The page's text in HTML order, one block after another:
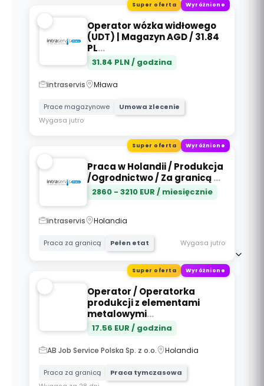
Operator wózka widłowego
(UDT) | Magazyn AGD / 31.84
PL...
31.84 PLN / godzina
Super oferta Wyróżnione
intraservis Mława
Prace magazynowe
Umowa zlecenie
Wygasa jutro
Praca w Holandii / Produkcja
/Ogrodnictwo / Za granicą...
2860 - 3210 EUR / miesięcznie
Super oferta Wyróżnione
intraservis Holandia
Praca za granicą Pełen etat Wygasa jutro
Operator / Operatorka
produkcji z elementami
metalowymi...
17.56 EUR / godzina
Super oferta Wyróżnione
AB Job Service Polska Sp. z o.o. Holandia
Praca za granicą
Praca tymczasowa